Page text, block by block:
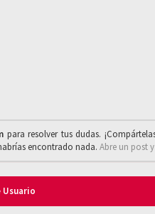
para resolver tus dudas.
encontrado nada. Abre un post